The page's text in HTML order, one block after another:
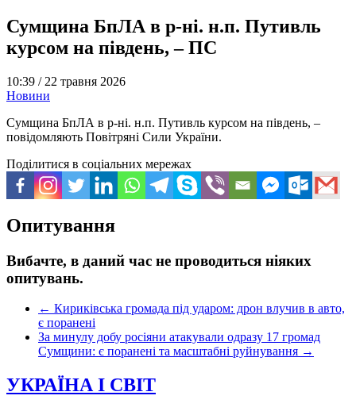
Сумщина БпЛА в р-ні. н.п. Путивль
курсом на південь, – ПС
10:39 / 22 травня 2026
Новини
Сумщина БпЛА в р-ні. н.п. Путивль курсом на південь, –
повідомляють Повітряні Сили України.
Поділитися в соціальних мережах
Опитування
Вибачте, в даний час не проводиться ніяких
опитувань.
← Кириківська громада під ударом: дрон влучив в авто,
є поранені
За минулу добу росіяни атакували одразу 17 громад
Сумщини: є поранені та масштабні руйнування →
УКРАЇНА І СВІТ